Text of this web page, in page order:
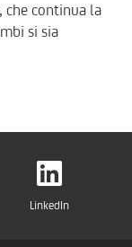
che continua la
si sia
LinkedIn